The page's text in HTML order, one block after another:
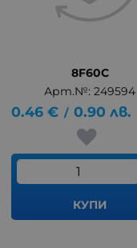
8F60C
Арт.№: 249594
0.46 € / 0.90 лв.
КУПИ